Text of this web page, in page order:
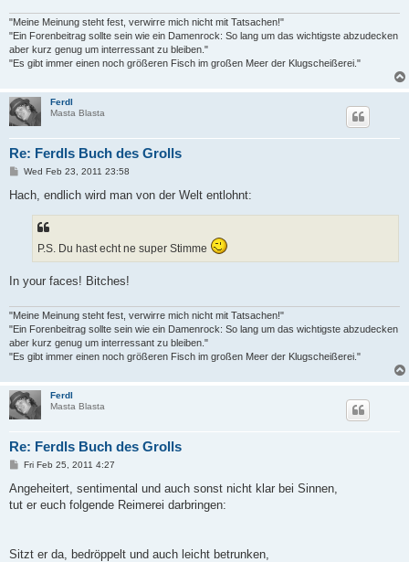
"Meine Meinung steht fest, verwirre mich nicht mit Tatsachen!"
"Ein Forenbeitrag sollte sein wie ein Damenrock: So lang um das wichtigste abzudecken
aber kurz genug um interressant zu bleiben."
"Es gibt immer einen noch größeren Fisch im großen Meer der Klugscheißerei."
Ferdl
Masta Blasta
Re: Ferdls Buch des Grolls
P
s
Wed Feb 23, 2011 23:58
Hach, endlich wird man von der Welt entlohnt:
P.S. Du hast echt ne super Stimme
In your faces! Bitches!
"Meine Meinung steht fest, verwirre mich nicht mit Tatsachen!"
"Ein Forenbeitrag sollte sein wie ein Damenrock: So lang um das wichtigste abzudecken
aber kurz genug um interressant zu bleiben."
"Es gibt immer einen noch größeren Fisch im großen Meer der Klugscheißerei."
Ferdl
Masta Blasta
Re: Ferdls Buch des Grolls
P
s
Fri Feb 25, 2011 4:27
Angeheitert, sentimental und auch sonst nicht klar bei Sinnen,
tut er euch folgende Reimerei darbringen:
Sitzt er da, bedröppelt und auch leicht betrunken,